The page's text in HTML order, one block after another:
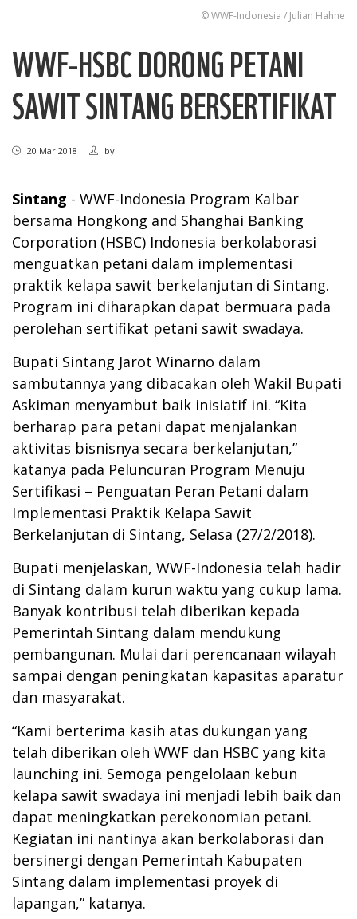
© WWF-Indonesia / Julian Hahne
WWF-HSBC DORONG PETANI
SAWIT SINTANG BERSERTIFIKAT
20 Mar 2018 by
Sintang - WWF-Indonesia Program Kalbar
bersama Hongkong and Shanghai Banking
Corporation (HSBC) Indonesia berkolaborasi
menguatkan petani dalam implementasi
praktik kelapa sawit berkelanjutan di Sintang.
Program ini diharapkan dapat bermuara pada
perolehan sertifikat petani sawit swadaya.
Bupati Sintang Jarot Winarno dalam
sambutannya yang dibacakan oleh Wakil Bupati
Askiman menyambut baik inisiatif ini. “Kita
berharap para petani dapat menjalankan
aktivitas bisnisnya secara berkelanjutan,”
katanya pada Peluncuran Program Menuju
Sertifikasi – Penguatan Peran Petani dalam
Implementasi Praktik Kelapa Sawit
Berkelanjutan di Sintang, Selasa (27/2/2018).
Bupati menjelaskan, WWF-Indonesia telah hadir
di Sintang dalam kurun waktu yang cukup lama.
Banyak kontribusi telah diberikan kepada
Pemerintah Sintang dalam mendukung
pembangunan. Mulai dari perencanaan wilayah
sampai dengan peningkatan kapasitas aparatur
dan masyarakat.
“Kami berterima kasih atas dukungan yang
telah diberikan oleh WWF dan HSBC yang kita
launching ini. Semoga pengelolaan kebun
kelapa sawit swadaya ini menjadi lebih baik dan
dapat meningkatkan perekonomian petani.
Kegiatan ini nantinya akan berkolaborasi dan
bersinergi dengan Pemerintah Kabupaten
Sintang dalam implementasi proyek di
lapangan,” katanya.